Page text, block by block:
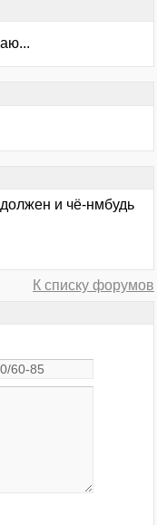
должен и чё-нмбудь
К списку форумов